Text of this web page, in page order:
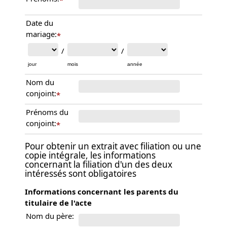
Date du
mariage:*
/
/
jour mois année
Nom du
conjoint:*
Prénoms du
conjoint:*
Pour obtenir un extrait avec filiation ou une
copie intégrale, les informations
concernant la filiation d'un des deux
intéressés sont obligatoires
Informations concernant les parents du
titulaire de l'acte
Nom du père: